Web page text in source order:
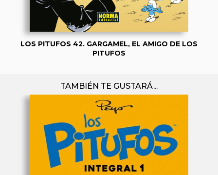
LOS PITUFOS 42. GARGAMEL, EL AMIGO DE LOS
PITUFOS
TAMBIÉN TE GUSTARÁ...